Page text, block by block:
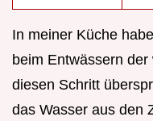
In meiner Küche
beim Entwässern
diesen Schritt
das Wasser aus den